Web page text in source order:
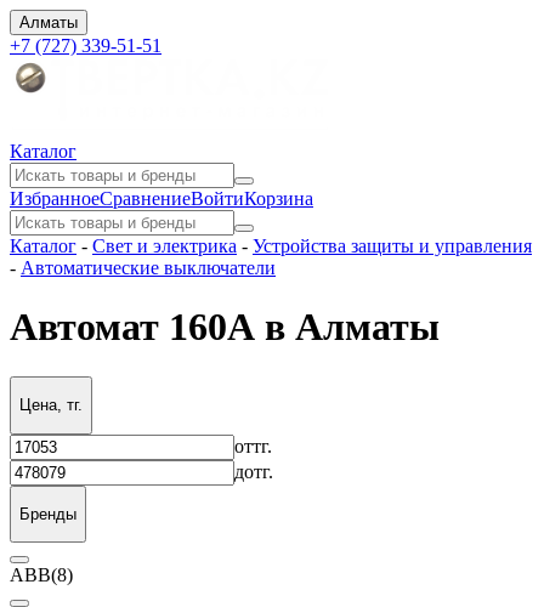
Алматы
+7 (727) 339-51-51
Каталог
ИзбранноеСравнениеВойтиКорзина
Каталог - Свет и электрика - Устройства защиты и управления
- Автоматические выключатели
Автомат 160А в Алматы
Цена, тг.
оттг.
дотг.
Бренды
ABB(8)